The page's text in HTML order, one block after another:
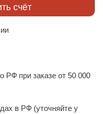
счёт
РФ при заказе от 50 000
в РФ (уточняйте у